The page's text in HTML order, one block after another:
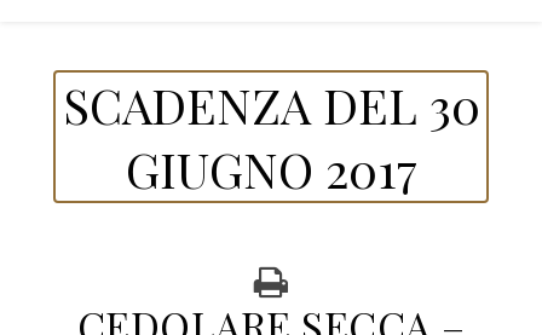
SCADENZA DEL 30
GIUGNO 2017